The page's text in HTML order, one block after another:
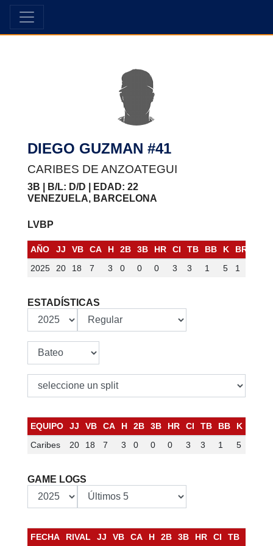
DIEGO GUZMAN #41
CARIBES DE ANZOATEGUI
3B | B/L: D/D | EDAD: 22
VENEZUELA, BARCELONA
LVBP
AÑO JJ VB CA H 2B 3B HR CI TB BB K BR
2025
20 18 7 3 0 0 0 3 3 1 5 1
ESTADÍSTICAS
EQUIPO JJ VB CA H 2B 3B HR CI TB BB K
Caribes
20 18 7 3 0 0 0 3 3 1 5
GAME LOGS
FECHA RIVAL JJ VB CA H 2B 3B HR CI TB